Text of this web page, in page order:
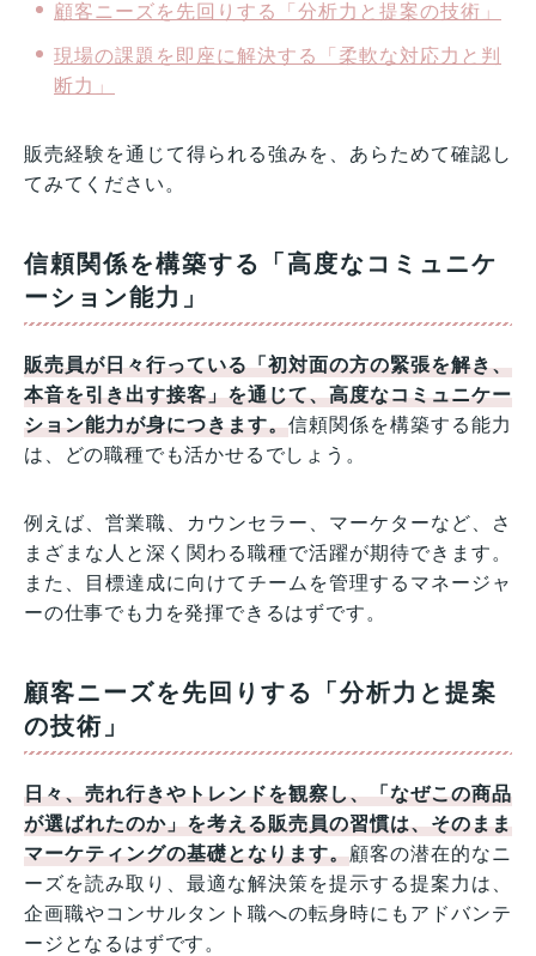
顧客ニーズを先回りする「分析力と提案の技術」
現場の課題を即座に解決する「柔軟な対応力と判
断力」
販売経験を通じて得られる強みを、あらためて確認し
てみてください。
信頼関係を構築する「高度なコミュニケ
ーション能力」
販売員が日々行っている「初対面の方の緊張を解き、
本音を引き出す接客」を通じて、高度なコミュニケー
ション能力が身につきます。信頼関係を構築する能力
は、どの職種でも活かせるでしょう。
例えば、営業職、カウンセラー、マーケターなど、さ
まざまな人と深く関わる職種で活躍が期待できます。
また、目標達成に向けてチームを管理するマネージャ
ーの仕事でも力を発揮できるはずです。
顧客ニーズを先回りする「分析力と提案
の技術」
日々、売れ行きやトレンドを観察し、「なぜこの商品
が選ばれたのか」を考える販売員の習慣は、そのまま
マーケティングの基礎となります。顧客の潜在的なニ
ーズを読み取り、最適な解決策を提示する提案力は、
企画職やコンサルタント職への転身時にもアドバンテ
ージとなるはずです。